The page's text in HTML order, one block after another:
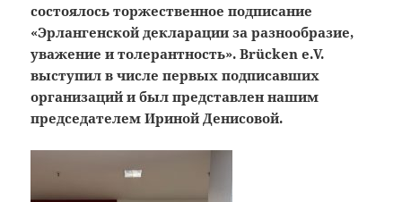
состоялось торжественное подписание
«Эрлангенской декларации за разнообразие,
уважение и толерантность». Brücken e.V.
выступил в числе первых подписавших
организаций и был представлен нашим
председателем Ириной Денисовой.